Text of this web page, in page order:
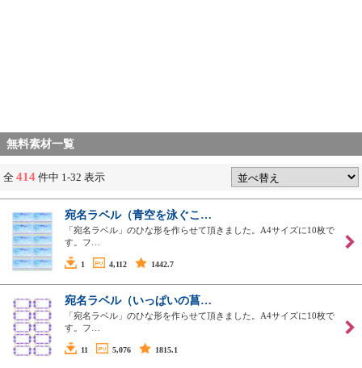
無料素材一覧
全 414 件中 1-32 表示
宛名ラベル（青空を泳ぐこ…
「宛名ラベル」のひな形を作らせて頂きました。A4サイズに10枚で
す。フ…
1 4,112 1442.7
宛名ラベル（いっぱいの菖…
「宛名ラベル」のひな形を作らせて頂きました。A4サイズに10枚で
す。フ…
11 5,076 1815.1